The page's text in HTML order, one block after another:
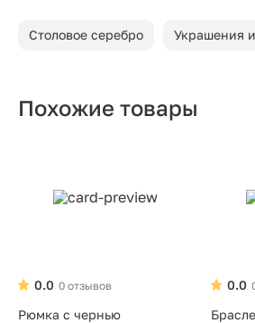
Столовое серебро Украшения
Похожие товары
0 отзывов
0.0
Рюмка с чернью
0.0